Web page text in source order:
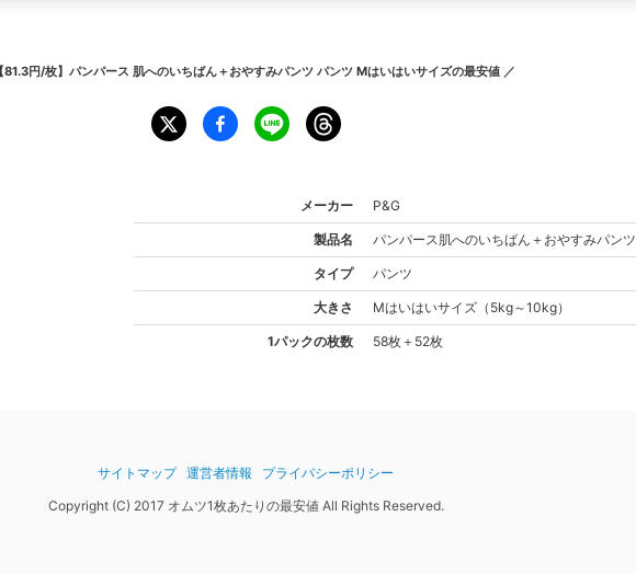
81.3円/枚】パンパース 肌へのいちばん＋おやすみパンツ パンツ Mはいはいサイズの最安値 ／
メーカー P&G
製品名 パンパース 肌へのいちばん＋おやすみパンツ
タイプ パンツ
大きさ Mはいはいサイズ （ 5kg～10kg）
1パックの枚数 58枚＋52枚
サイトマップ 運営者情報
プライバシーポリシー
Copyright (C) 2017 オムツ1枚あたりの最安値 All Rights Reserved.